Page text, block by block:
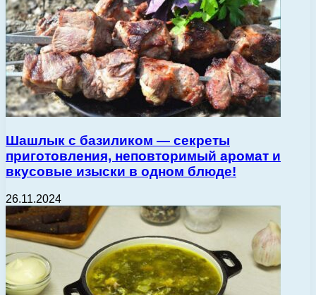
Шашлык с базиликом — секреты
приготовления, неповторимый аромат и
вкусовые изыски в одном блюде!
26.11.2024